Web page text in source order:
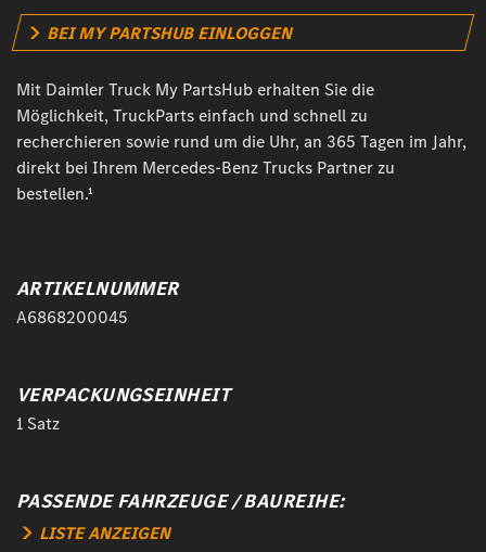
BEI MY PARTSHUB EINLOGGEN
Mit Daimler Truck My PartsHub erhalten Sie die
Möglichkeit, TruckParts einfach und schnell zu
recherchieren sowie rund um die Uhr, an 365 Tagen im Jahr,
direkt bei Ihrem Mercedes-Benz Trucks Partner zu
bestellen.¹
ARTIKELNUMMER
A6868200045
VERPACKUNGSEINHEIT
1 Satz
PASSENDE FAHRZEUGE / BAUREIHE:
LISTE ANZEIGEN